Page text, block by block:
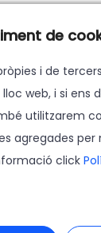
d'Hostalric -
de
i de
web, i si ens
utilitzarem
agregades per
click